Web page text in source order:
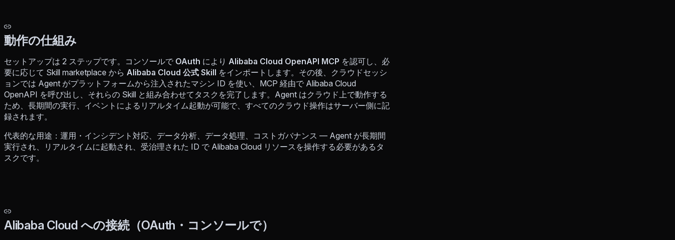
動作の仕組み
セットアップは 2 ステップです。コンソールで OAuth により Alibaba Cloud OpenAPI MCP を認可し、必
要に応じて Skill marketplace から Alibaba Cloud 公式 Skill をインポートします。その後、クラウドセッシ
ョンでは Agent がプラットフォームから注入されたマシン ID を使い、MCP 経由で Alibaba Cloud
OpenAPI を呼び出し、それらの Skill と組み合わせてタスクを完了します。Agent はクラウド上で動作する
ため、長期間の実行、イベントによるリアルタイム起動が可能で、すべてのクラウド操作はサーバー側に記
録されます。
代表的な用途：運用・インシデント対応、データ分析、データ処理、コストガバナンス — Agent が長期間
実行され、リアルタイムに起動され、受治理された ID で Alibaba Cloud リソースを操作する必要があるタ
スクです。
Alibaba Cloud への接続（OAuth・コンソールで）